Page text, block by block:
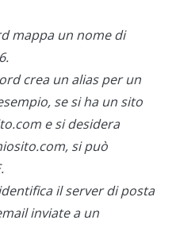
mappa un nome di
crea un alias per un
se si ha un sito
e si desidera
si può
il server di posta
inviate a un